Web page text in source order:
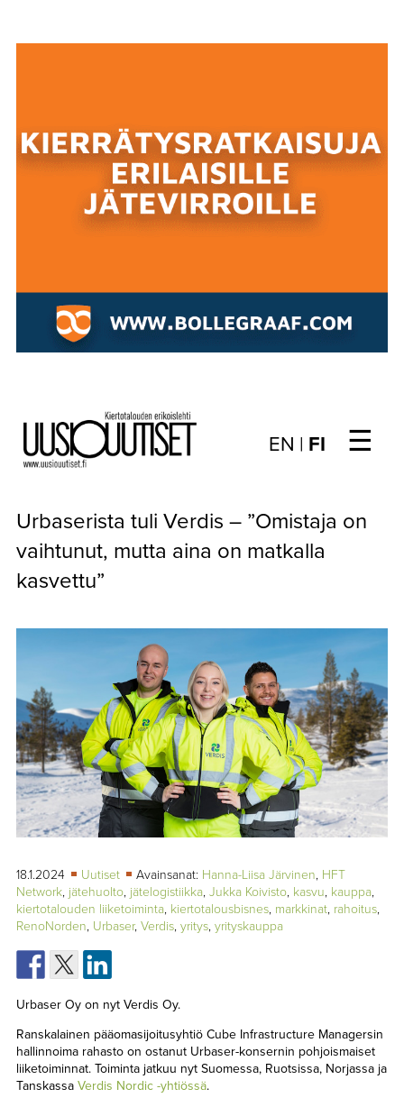
Choose
kieli:
EN | FI ☰
ARTIKKELIT
KIRJAUTUMINEN
ARKISTO
MEDIATIEDOT
TIETOA
LEHDESTÄ
TAPAHTUMAT
Urbaserista tuli Verdis – ”Omistaja on
vaihtunut, mutta aina on matkalla
kasvettu”
18.1.2024 Uutiset Avainsanat: Hanna-Liisa Järvinen, HFT
Network, jätehuolto, jätelogistiikka, Jukka Koivisto, kasvu, kauppa,
kiertotalouden liiketoiminta, kiertotalousbisnes, markkinat, rahoitus,
RenoNorden, Urbaser, Verdis, yritys, yrityskauppa
Urbaser Oy on nyt Verdis Oy.
Ranskalainen pääomasijoitusyhtiö Cube Infrastructure Managersin
hallinnoima rahasto on ostanut Urbaser-konsernin pohjoismaiset
liiketoiminnat. Toiminta jatkuu nyt Suomessa, Ruotsissa, Norjassa ja
Tanskassa Verdis Nordic -yhtiössä.